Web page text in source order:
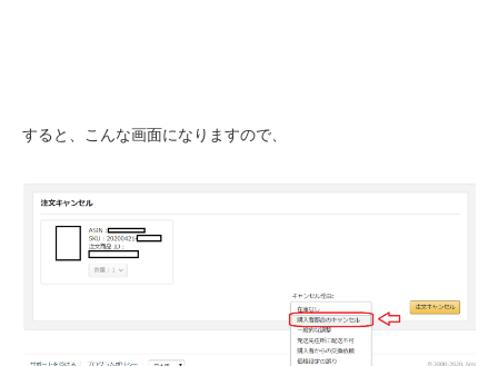
すると、こんな画面になりますので、